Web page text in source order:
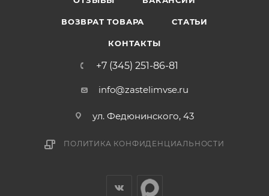
ВОЗВРАТ ТОВАРА СТАТЬИ
КОНТАКТЫ
+7 (345) 251-86-81
info@zastelimvse.ru
ул. Федюнинского, 43
ПОЛИТИКА КОНФИДЕНЦИАЛЬНОСТИ